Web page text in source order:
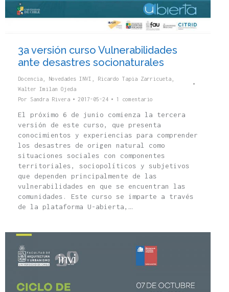
3a versión curso Vulnerabilidades
ante desastres socionaturales
Docencia Novedades INVI Ricardo Tapia Zarricueta
Walter Imilan Ojeda
Por Sandra Rivera 2017-05-24 1 comentario
El próximo 6 de junio comienza la tercera
versión de este curso, que presenta
conocimientos y experiencias para comprender
los desastres de origen natural como
situaciones sociales con componentes
territoriales, sociopolíticos y subjetivos
que dependen principalmente de las
vulnerabilidades en que se encuentran las
comunidades. Este curso se imparte a través
de la plataforma U-abierta,…